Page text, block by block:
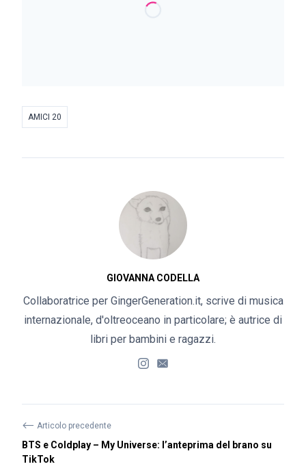
AMICI 20
GIOVANNA CODELLA
Collaboratrice per GingerGeneration.it, scrive di musica
internazionale, d'oltreoceano in particolare; è autrice di
libri per bambini e ragazzi.
⟵ Articolo precedente
BTS e Coldplay – My Universe: l’anteprima del brano su
TikTok